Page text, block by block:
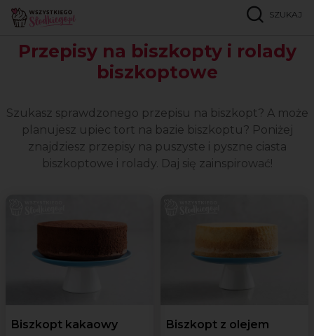
SZUKAJ
Strona główna Biszkopty i rolady
Przepisy na biszkopty i rolady
biszkoptowe
Szukasz sprawdzonego przepisu na biszkopt? A może
planujesz upiec tort na bazie biszkoptu? Poniżej
znajdziesz przepisy na puszyste i pyszne ciasta
biszkoptowe i rolady. Daj się zainspirować!
Biszkopt kakaowy
Biszkopt z olejem